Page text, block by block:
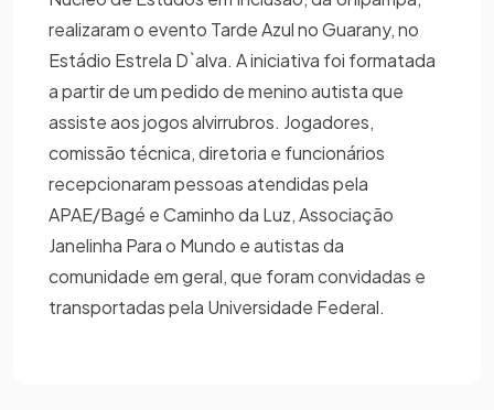
realizaram o evento Tarde Azul no Guarany, no
Estádio Estrela D`alva. A iniciativa foi formatada
a partir de um pedido de menino autista que
assiste aos jogos alvirrubros. Jogadores,
comissão técnica, diretoria e funcionários
recepcionaram pessoas atendidas pela
APAE/Bagé e Caminho da Luz, Associação
Janelinha Para o Mundo e autistas da
comunidade em geral, que foram convidadas e
transportadas pela Universidade Federal.